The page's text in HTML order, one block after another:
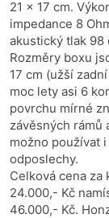
21 x 17 cm.
impedance 8
akustický tlak 98
Rozměry boxu
17 cm (užší
moc lety asi 6
povrchu mírné
závěsných rámů
možno používat
odposlechy.
Celková cena
24.000,- Kč
46.000,- Kč.